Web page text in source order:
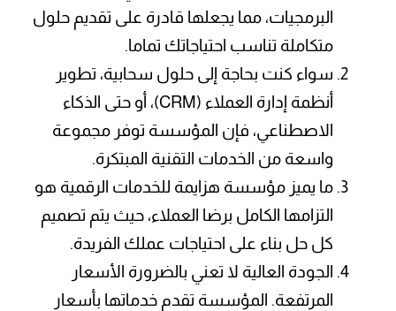
البرمجيات، مما يجعلها قادرة على تقديم حلول
متكاملة تناسب احتياجاتك تماما.
سواء كنت بحاجة إلى حلول سحابية، تطوير
أنظمة إدارة العملاء (CRM)، أو حتى الذكاء
الاصطناعي، فإن المؤسسة توفر مجموعة
واسعة من الخدمات التقنية المبتكرة.
ما يميز مؤسسة هزايمة للخدمات الرقمية هو
التزامها الكامل برضا العملاء، حيث يتم تصميم
كل حل بناء على احتياجات عملك الفريدة.
الجودة العالية لا تعني بالضرورة الأسعار
المرتفعة. المؤسسة تقدم خدماتها بأسعار